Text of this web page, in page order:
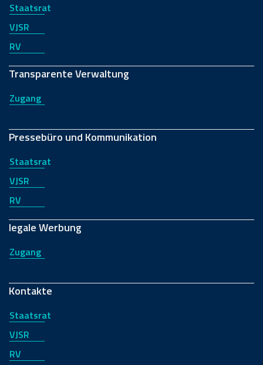
Staatsrat
VJSR
RV
Transparente Verwaltung
Zugang
Pressebüro und Kommunikation
Staatsrat
VJSR
RV
legale Werbung
Zugang
Kontakte
Staatsrat
VJSR
RV